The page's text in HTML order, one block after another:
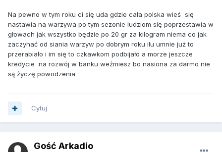
Na pewno w tym roku ci się uda gdzie cała polska wieś się
nastawia na warzywa po tym sezonie ludziom się poprzestawia w
głowach jak wszystko będzie po 20 gr za kilogram niema co jak
zaczynać od siania warzyw po dobrym roku ilu umnie już to
przerabiało i im się to czkawkom podbijało a morze jeszcze
kredycie na rozwój w banku weźmiesz bo nasiona za darmo nie
są życzę powodzenia
Cytuj
Gość Arkadio